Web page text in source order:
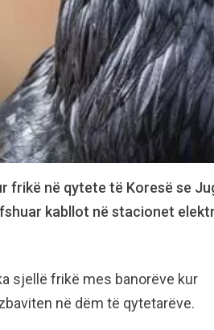
frikë në qytete të Koresë se
kabllot në stacionet
sjellë frikë mes banorëve kur
në dëm të qytetarëve.